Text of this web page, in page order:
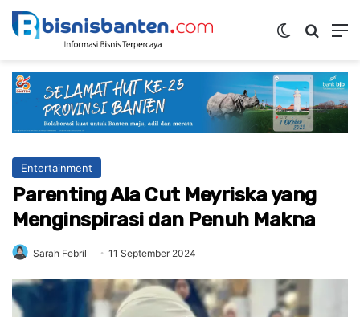
Switch skin
Entertainment
Parenting Ala Cut Meyriska yang
Menginspirasi dan Penuh Makna
Sarah Febril 11 September 2024